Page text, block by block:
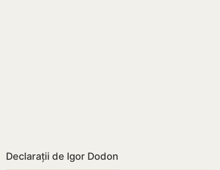
Declarații de Igor Dodon